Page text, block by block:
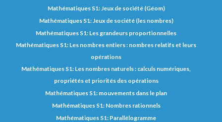
Mathématiques S1: Jeux de société (Géom)
Mathématiques S1: Jeux de société (les nombres)
Mathématiques S1: Les grandeurs proportionnelles
Mathématiques S1: Les nombres entiers : nombres relatifs et leurs
opérations
Mathématiques S1: Les nombres naturels : calculs numériques,
propriétés et priorités des opérations
Mathématiques S1: mouvements dans le plan
Mathématiques S1: Nombres rationnels
Mathématiques S1: Parallélogramme